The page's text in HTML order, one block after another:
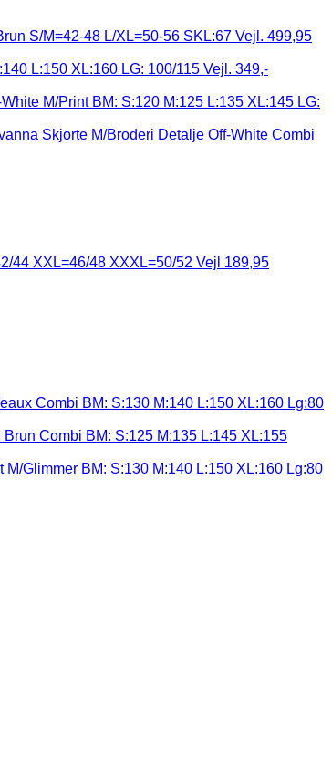
S/M=42-48 L/XL=50-56 SKL:67 Vejl. 499,95
L:150 XL:160 LG: 100/115 Vejl. 349,-
M/Print BM: S:120 M:125 L:135 XL:145 LG:
Skjorte M/Broderi Detalje Off-White Combi
44 XXL=46/48 XXXL=50/52 Vejl 189,95
Combi BM: S:130 M:140 L:150 XL:160 Lg:80
Combi BM: S:125 M:135 L:145 XL:155
Glimmer BM: S:130 M:140 L:150 XL:160 Lg:80